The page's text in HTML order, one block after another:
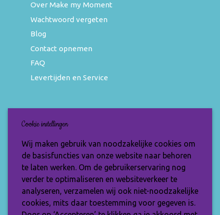
Over Make my Moment
Wachtwoord vergeten
Blog
Contact opnemen
FAQ
Levertijden en Service
Nieuwsbrief
Wil jij op de hoogte blijven van de nieuwste
items en speciale aanbiedingen? Vul je e-
mailadres dan in en ontvang de Make My
Moment nieuwsbrief.
Cookie instellingen
Wij maken gebruik van noodzakelijke cookies om
de basisfuncties van onze website naar behoren
te laten werken. Om de gebruikerservaring nog
verder te optimaliseren en websiteverkeer te
analyseren, verzamelen wij ook niet-noodzakelijke
cookies, mits daar toestemming voor gegeven is.